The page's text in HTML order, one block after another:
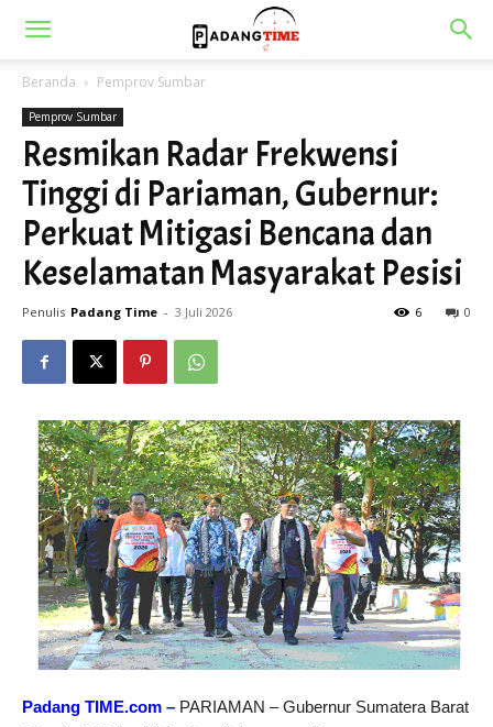
Beranda Pemprov Sumbar
Pemprov Sumbar
Resmikan Radar Frekwensi
Tinggi di Pariaman, Gubernur:
Perkuat Mitigasi Bencana dan
Keselamatan Masyarakat Pesisi
Penulis Padang Time - 3 Juli 2026 0
6
Padang TIME.com – PARIAMAN – Gubernur Sumatera Barat